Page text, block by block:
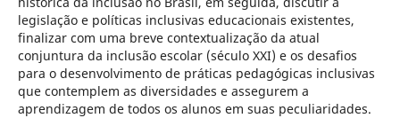
legislação e políticas inclusivas educacionais existentes,
finalizar com uma breve contextualização da atual
conjuntura da inclusão escolar (século XXI) e os desafios
para o desenvolvimento de práticas pedagógicas inclusivas
que contemplem as diversidades e assegurem a
aprendizagem de todos os alunos em suas peculiaridades.